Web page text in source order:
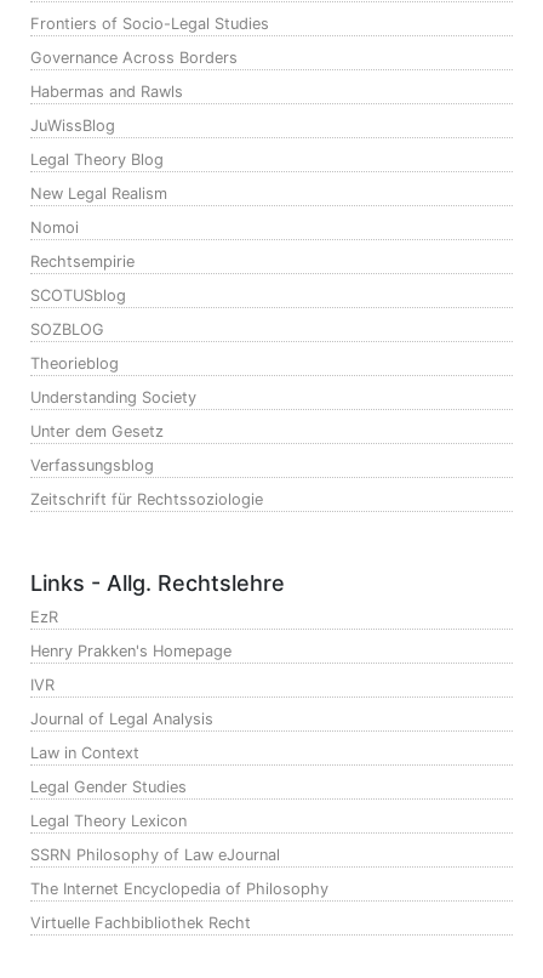
Frontiers of Socio-Legal Studies
Governance Across Borders
Habermas and Rawls
JuWissBlog
Legal Theory Blog
New Legal Realism
Nomoi
Rechtsempirie
SCOTUSblog
SOZBLOG
Theorieblog
Understanding Society
Unter dem Gesetz
Verfassungsblog
Zeitschrift für Rechtssoziologie
Links - Allg. Rechtslehre
EzR
Henry Prakken's Homepage
IVR
Journal of Legal Analysis
Law in Context
Legal Gender Studies
Legal Theory Lexicon
SSRN Philosophy of Law eJournal
The Internet Encyclopedia of Philosophy
Virtuelle Fachbibliothek Recht